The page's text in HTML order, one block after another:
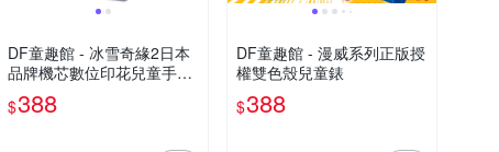
DF童趣館 - 冰雪奇緣2日本
品牌機芯數位印花兒童手錶-
共3色
$388
DF童趣館 - 漫威系列正版授
權雙色殼兒童錶
$388